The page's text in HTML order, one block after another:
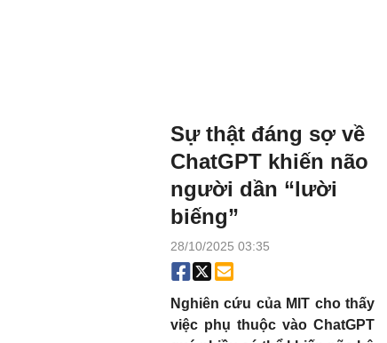
Sự thật đáng sợ về
ChatGPT khiến não
người dần “lười
biếng”
28/10/2025 03:35
Nghiên cứu của MIT cho thấy
việc phụ thuộc vào ChatGPT